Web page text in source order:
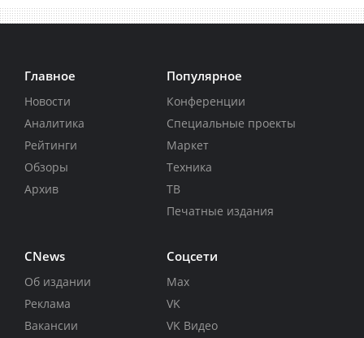
Главное
Новости
Аналитика
Рейтинги
Обзоры
Архив
Популярное
Конференции
Специальные проекты
Маркет
Техника
ТВ
Печатные издания
CNews
Об издании
Реклама
Вакансии
Соцсети
Max
VK
VK Видео